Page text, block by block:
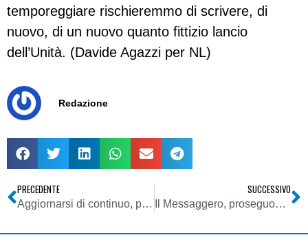
temporeggiare rischieremmo di scrivere, di
nuovo, di un nuovo quanto fittizio lancio
dell’Unità. (Davide Agazzi per NL)
Redazione
PRECEDENTE
Aggiornarsi di continuo, per navigare più sicuri
SUCCESSIVO
Il Messaggero, proseguono i battibecchi fra cdr e casa editrice